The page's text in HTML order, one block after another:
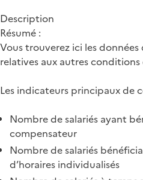
Description
Résumé :
Vous trouverez ici les données
relatives aux autres
Les indicateurs principaux de
Nombre de salariés ayant
compensateur
Nombre de salariés
d’horaires individualisés